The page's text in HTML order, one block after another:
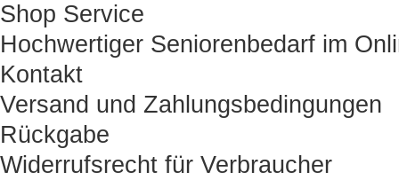
Shop Service
Hochwertiger Seniorenbedarf im
Kontakt
Versand und Zahlungsbedingungen
Rückgabe
Widerrufsrecht für Verbraucher